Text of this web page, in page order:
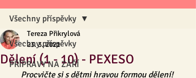
Všechny příspěvky
PŘÍPRAVY NA ZÁŘÍ
Všechny příspěvky
Dělení (1 - 10) - PEXESO
Tereza Přikrylová
23. 3. 2021
Procvičte si s dětmi hravou formou dělení!